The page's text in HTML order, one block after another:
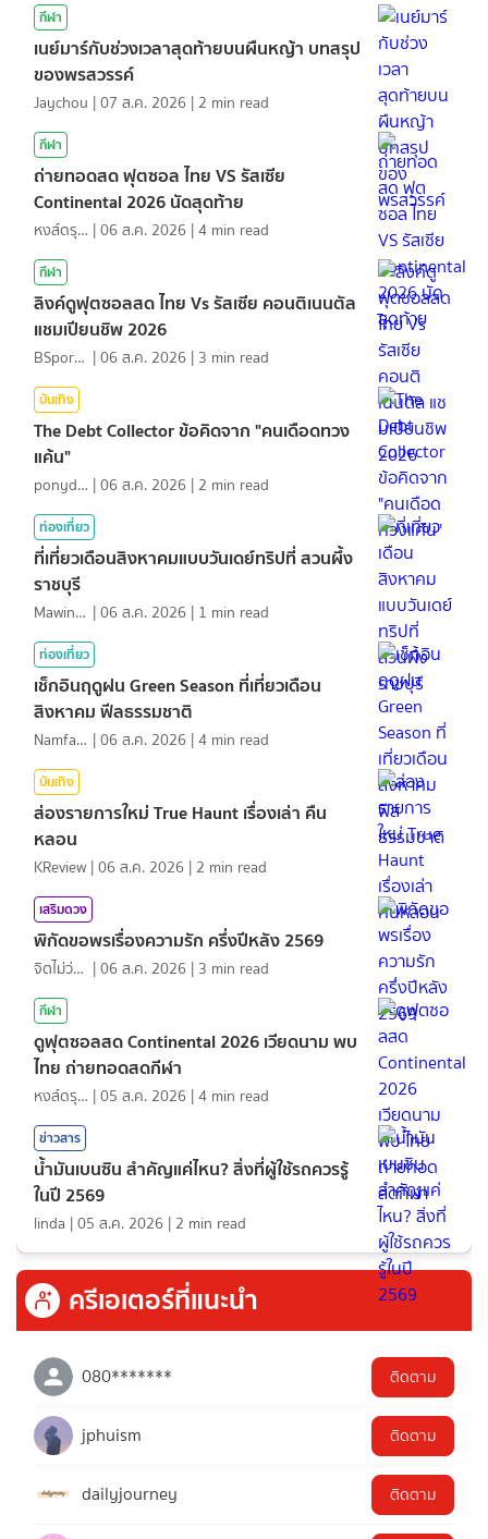
กีฬา
เนย์มาร์กับช่วงเวลาสุดท้ายบนผืนหญ้า บทสรุป
ของพรสวรรค์
Jaychou |07 ส.ค. 2026 | 2 min read
กีฬา
ถ่ายทอดสด ฟุตซอล ไทย VS รัสเซีย
Continental 2026 นัดสุดท้าย
หงส์ดรุณ |06 ส.ค. 2026 |4 min read
กีฬา
ลิงค์ดูฟุตซอลสด ไทย Vs รัสเซีย คอนติเนนตัล
แชมเปียนชิพ 2026
BSports8 |06 ส.ค. 2026 | 3 min read
บันเทิง
The Debt Collector ข้อคิดจาก "คนเดือดทวง
แค้น"
ponydiary |06 ส.ค. 2026 | 2 min read
ท่องเที่ยว
ที่เที่ยวเดือนสิงหาคมแบบวันเดย์ทริปที่ สวนผึ้ง
ราชบุรี
MawinMatravel |06 ส.ค. 2026 | 1 min read
ท่องเที่ยว
เช็กอินฤดูฝน Green Season ที่เที่ยวเดือน
สิงหาคม ฟีลธรรมชาติ
NamfahPhupha |06 ส.ค. 2026 |4 min read
บันเทิง
ส่องรายการใหม่ True Haunt เรื่องเล่า คืน
หลอน
KReview |06 ส.ค. 2026 | 2 min read
เสริมดวง
พิกัดขอพรเรื่องความรัก ครึ่งปีหลัง 2569
จิตไม่ว่าง |06 ส.ค. 2026 | 3 min read
กีฬา
ดูฟุตซอลสด Continental 2026 เวียดนาม พบ
ไทย ถ่ายทอดสดกีฬา
หงส์ดรุณ |05 ส.ค. 2026 |4 min read
ข่าวสาร
น้ำมันเบนซิน สำคัญแค่ไหน? สิ่งที่ผู้ใช้รถควรรู้
ในปี 2569
linda |05 ส.ค. 2026 | 2 min read
ครีเอเตอร์ที่แนะนำ
080******* ติดตาม
jphuism ติดตาม
dailyjourney ติดตาม